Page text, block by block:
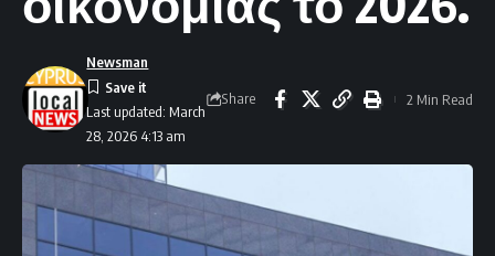
Last updated: March
28, 2026 4:13 am
Newsman
Share 2 Min Read